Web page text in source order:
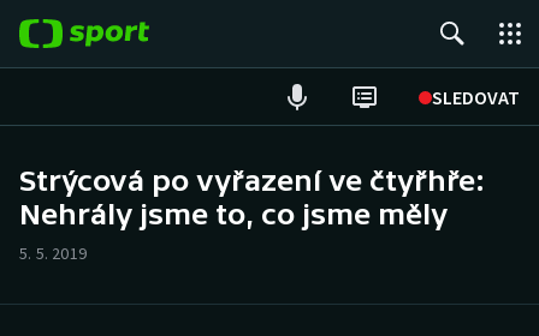
SLEDOVAT
Hokej
Strýcová po vyřazení ve čtyřhře:
Nehrály jsme to, co jsme měly
5. 5. 2019